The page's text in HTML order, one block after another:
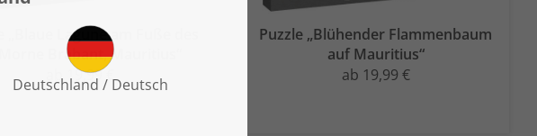
„Blaue Lagune am Fuße des
Morne Brabant, Mauritius“
ab 19,99 €
Puzzle „Blühender Flammenbaum
auf Mauritius“
ab 19,99 €